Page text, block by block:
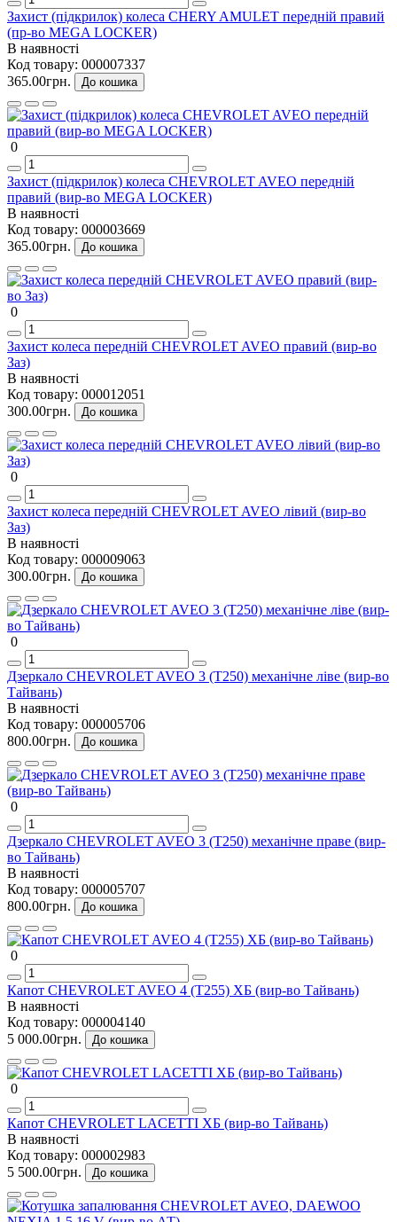
Захист (підкрилок) колеса CHERY AMULET передній правий
(пр-во MEGA LOCKER)
В наявності
Код товару: 000007337
365.00грн.
До кошика
0
Захист (підкрилок) колеса CHEVROLET AVEO передній
правий (вир-во MEGA LOCKER)
В наявності
Код товару: 000003669
365.00грн.
До кошика
0
Захист колеса передній CHEVROLET AVEO правий (вир-во
Заз)
В наявності
Код товару: 000012051
300.00грн.
До кошика
0
Захист колеса передній CHEVROLET AVEO лівий (вир-во
Заз)
В наявності
Код товару: 000009063
300.00грн.
До кошика
0
Дзеркало CHEVROLET AVEO 3 (Т250) механічне ліве (вир-во
Тайвань)
В наявності
Код товару: 000005706
800.00грн.
До кошика
0
Дзеркало CHEVROLET AVEO 3 (Т250) механічне праве (вир-
во Тайвань)
В наявності
Код товару: 000005707
800.00грн.
До кошика
0
Капот CHEVROLET AVEO 4 (Т255) ХБ (вир-во Тайвань)
В наявності
Код товару: 000004140
5 000.00грн.
До кошика
0
Капот CHEVROLET LACETTI ХБ (вир-во Тайвань)
В наявності
Код товару: 000002983
5 500.00грн.
До кошика